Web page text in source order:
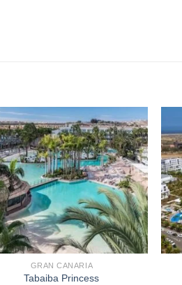
GRAN CANARIA
Tabaiba Princess